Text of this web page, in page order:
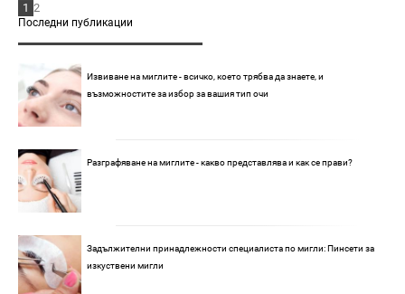
1 2
Последни публикации
Извиване на миглите - всичко, което трябва да знаете, и
възможностите за избор за вашия тип очи
Разграфяване на миглите - какво представлява и как се прави?
Задължителни принадлежности специалиста по мигли: Пинсети за
изкуствени мигли